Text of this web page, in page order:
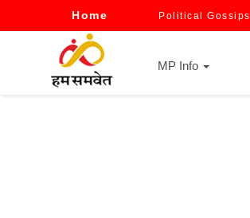
Home Political Gossips
MP Info